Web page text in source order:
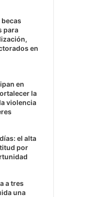
becas
para
en
en
la
violencia
el alta
por
a tres
una